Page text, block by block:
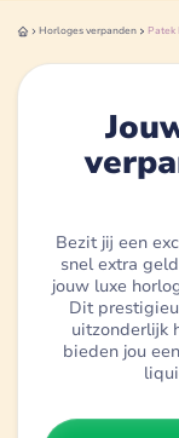
Horloges verpanden Patek
Bezit jij een
snel extra
jouw luxe
Dit
uitzonderlijk
bieden jou